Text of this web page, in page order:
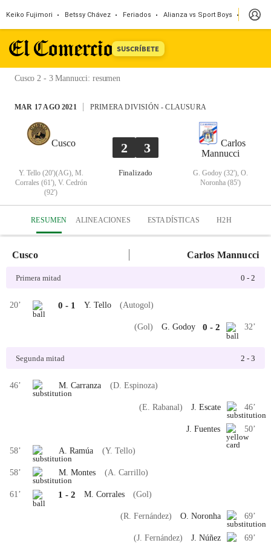
Keiko Fujimori Betssy Chávez Feriados Alianza vs Sport Boys Jorge
SUSCRÍBETE
Cusco 2 - 3 Mannucci: resumen
MAR 17 AGO 2021 PRIMERA DIVISIÓN-CLAUSURA
Cusco
Y. Tello (20')(AG), M.
Corrales (61'), V. Cedrón
(92')
2 3
Finalizado
Carlos
Mannucci
G. Godoy (32'), O.
Noronha (85')
RESUMEN ALINEACIONES ESTADÍSTICAS H2H
Cusco Carlos Mannucci
Primera mitad 0 - 2
20’ 0 - 1 Y. Tello (Autogol)
32’
0 -2
G. Godoy
(Gol)
Segunda mitad 2 - 3
46’ M. Carranza (D. Espinoza)
46’
J. Escate
(E. Rabanal)
50’
J. Fuentes
58’ A. Ramúa (Y. Tello)
58’ M. Montes (A. Carrillo)
61’ 1 - 2 M. Corrales (Gol)
69’
O. Noronha
(R. Fernández)
69’
J. Núñez
(J. Fernández)